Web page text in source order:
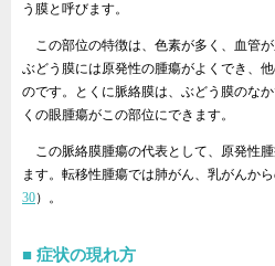
う膜と呼びます。
この部位の特徴は、色素が多く、血管が
ぶどう膜には原発性の腫瘍がよくでき、
のです。とくに脈絡膜は、ぶどう膜のな
くの眼腫瘍がこの部位にできます。
この脈絡膜腫瘍の代表として、原発性
ます。転移性腫瘍では肺がん、乳がんか
30）。
症状の現れ方